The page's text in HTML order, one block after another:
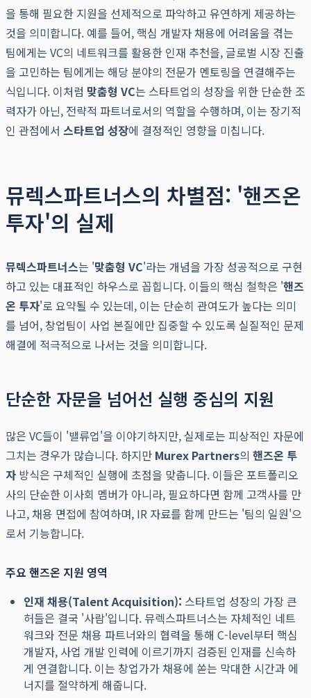
을 통해 필요한 지원을 선제적으로 파악하고 유연하게 제공하는
것을 의미합니다. 예를 들어, 핵심 개발자 채용에 어려움을 겪는
팀에게는 VC의 네트워크를 활용한 인재 추천을, 글로벌 시장 진출
을 고민하는 팀에게는 해당 분야의 전문가 멘토링을 연결해주는
식입니다. 이처럼 맞춤형 VC는 스타트업의 성장을 위한 단순한 조
력자가 아닌, 전략적 파트너로서의 역할을 수행하며, 이는 장기적
인 관점에서 스타트업 성장에 결정적인 영향을 미칩니다.
뮤렉스파트너스의 차별점: '핸즈온
투자'의 실제
뮤렉스파트너스는 '맞춤형 VC'라는 개념을 가장 성공적으로 구현
하고 있는 대표적인 하우스로 꼽힙니다. 이들의 핵심 철학은 '핸즈
온 투자'로 요약될 수 있는데, 이는 단순히 관여도가 높다는 의미
를 넘어, 창업팀이 사업 본질에만 집중할 수 있도록 실질적인 문제
해결에 적극적으로 나서는 것을 의미합니다.
단순한 자문을 넘어선 실행 중심의 지원
많은 VC들이 '밸류업'을 이야기하지만, 실제로는 피상적인 자문에
그치는 경우가 많습니다. 하지만 Murex Partners의 핸즈온 투
자 방식은 구체적인 실행에 초점을 맞춥니다. 이들은 포트폴리오
사의 단순한 이사회 멤버가 아니라, 필요하다면 함께 고객사를 만
나고, 채용 면접에 참여하며, IR 자료를 함께 만드는 '팀의 일원'으
로서 기능합니다.
주요 핸즈온 지원 영역
인재 채용(Talent Acquisition): 스타트업 성장의 가장 큰
허들은 결국 '사람'입니다. 뮤렉스파트너스는 자체적인 네트
워크와 전문 채용 파트너와의 협력을 통해 C-level부터 핵심
개발자, 사업 개발 인력에 이르기까지 검증된 인재를 신속하
게 연결합니다. 이는 창업가가 채용에 쏟는 막대한 시간과 에
너지를 절약하게 해줍니다.